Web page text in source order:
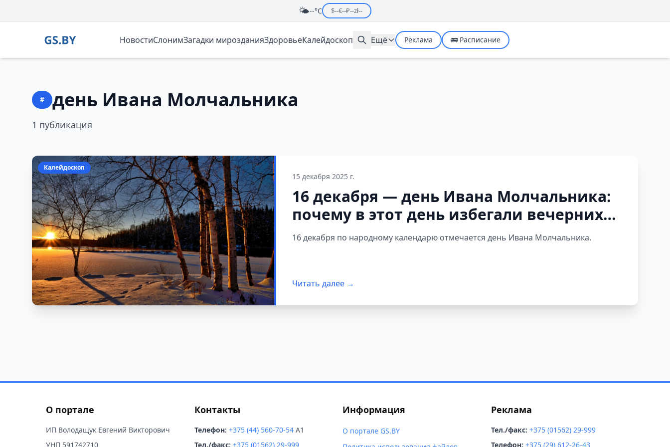
🌤️--°C $--€--₽--zł--
НовостиСлонимЗагадки мирозданияЗдоровьеКалейдоскоп Ещё Реклама 🚌 Расписание
# день Ивана Молчальника
1 публикация
Калейдоскоп
15 декабря 2025 г.
16 декабря — день Ивана Молчальника:
почему в этот день избегали вечерних
прогулок и ложились спать пораньше
16 декабря по народному календарю отмечается день Ивана Молчальника.
Читать далее →
О портале
ИП Володащук Евгений Викторович
УНП 591742710
Контакты
Телефон: +375 (44) 560-70-54A1
Тел./факс: +375 (01562) 29-999
Информация
О портале GS.BY
Реклама
Тел./факс: +375 (01562) 29-999
Телефон: +375 (29) 612-26-43